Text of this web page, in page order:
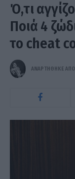
Ό,τι
Ποιά 4
το cheat
ΑΝΑΡΤΗΘΗΚΕ ΑΠΟ